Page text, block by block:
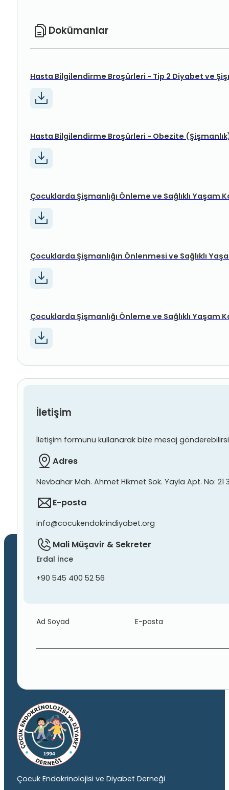
Dokümanlar
Hasta Bilgilendirme Broşürleri - Tip 2 Diyabet ve
Hasta Bilgilendirme Broşürleri - Obezite
Çocuklarda Şişmanlığı Önleme ve Sağlıklı Yaşam
Çocuklarda Şişmanlığın Önlenmesi ve Sağlıklı
Çocuklarda Şişmanlığı Önleme ve Sağlıklı Yaşam
İletişim
İletişim formunu kullanarak bize mesaj
Adres
Nevbahar Mah. Ahmet Hikmet Sok. Yayla Apt. No: 21
E-posta
info@cocukendokrindiyabet.org
Mali Müşavir & Sekreter
Erdal İnce
+90 545 400 52 56
Ad Soyad E-posta
Çocuk Endokrinolojisi ve Diyabet Derneği